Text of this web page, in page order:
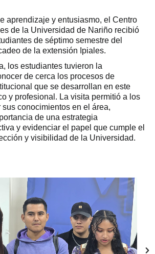
aprendizaje y entusiasmo, el Centro
de la Universidad de Nariño recibió
de séptimo semestre del
de la extensión Ipiales.
los estudiantes tuvieron la
de cerca los procesos de
que se desarrollan en este
y profesional. La visita permitió a los
conocimientos en el área,
de una estrategia
y evidenciar el papel que cumple el
y visibilidad de la Universidad.